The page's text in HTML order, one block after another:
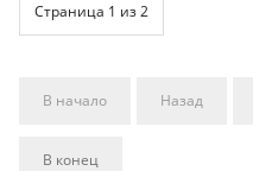
Страница 1 из 2
В начало Назад
В конец